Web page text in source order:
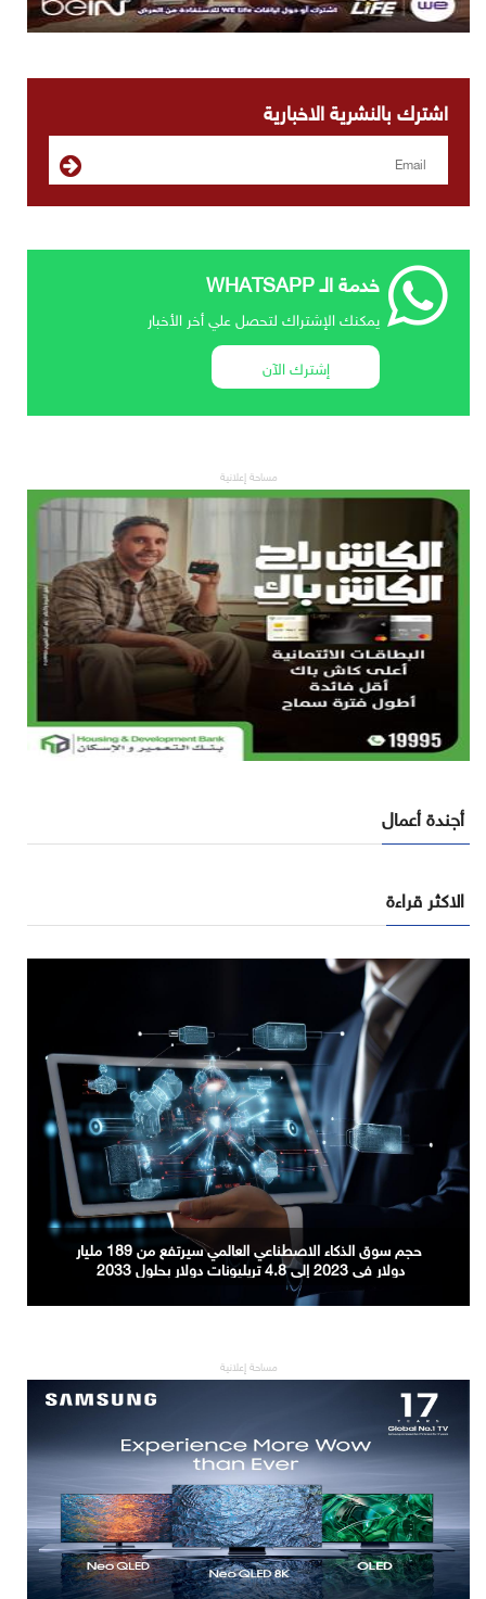
اشترك بالنشرية الاخبارية
خدمة الـ WHATSAPP
يمكنك الإشتراك لتحصل علي أخر الأخبار
إشترك الآن
مساحة إعلانية
أجندة أعمال
الاكثر قراءة
حجم سوق الذكاء الاصطناعي العالمي سيرتفع من 189 مليار
دولار في 2023 إلى 4.8 تريليونات دولار بحلول 2033
مساحة إعلانية